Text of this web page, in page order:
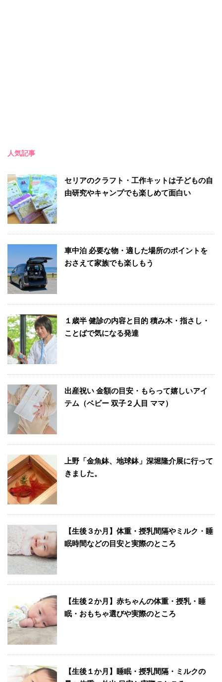
人気記事
セリアのクラフト・工作キットは子どもの自
由研究やキャンプでも楽しめて面白い
車中泊 必要な物・適した場所のポイントを
おさえて家族でも楽しもう
１歳半 健診の内容と目的 積み木・指さし・
ことばで気になる発達
出産祝い 金額の目安・もらって嬉しいアイ
テム（ベビー 双子２人目 ママ）
上野「金魚鉢、地球鉢」深堀隆介展に行って
きました。
【生後３か月】体重・授乳間隔やミルク・睡
眠時間などの目安と実際のところ
【生後２か月】赤ちゃんの体重・授乳・睡
眠・おもちゃ選びや実際のところ
【生後１か月】睡眠・授乳間隔・ミルクの